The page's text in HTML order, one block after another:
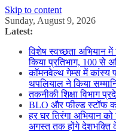
Skip to content
Sunday, August 9, 2026
Latest:
विशेष स्वच्छता अभियान
किया प्रतिभाग, 100 से
कॉमनवेल्थ गेम्स में कांस्य
थपलियाल ने किया
तकनीकी शिक्षा विभाग
BLO और फील्ड स्टॉफ को
हर घर तिरंगा अभियान
अगस्त तक होंगे देशभक्ति